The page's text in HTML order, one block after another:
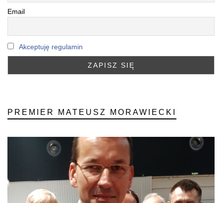
Email
Akceptuję regulamin
PREMIER MATEUSZ MORAWIECKI